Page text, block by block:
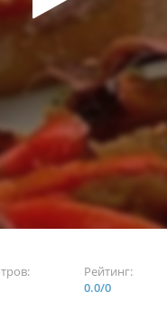
Рейтинг:
0.0/0